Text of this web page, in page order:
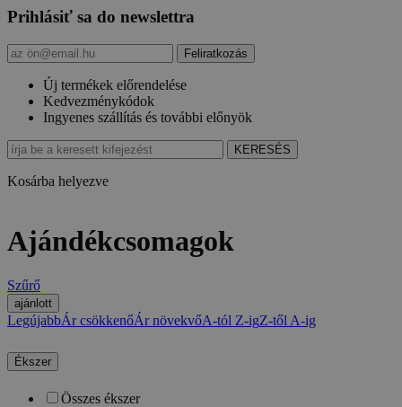
Prihlásiť sa do newslettra
Új termékek előrendelése
Kedvezménykódok
Ingyenes szállítás és további előnyök
Kosárba helyezve
Ajándékcsomagok
Szűrő
ajánlott
LegújabbÁr csökkenőÁr növekvőA-tól Z-igZ-től A-ig
Ékszer
Összes ékszer